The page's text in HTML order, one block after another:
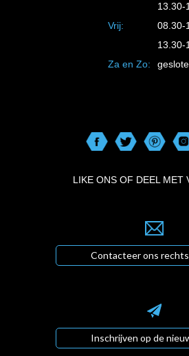
13.30-
Vrij:
08.30-
13.30-
Za en Zo:
LIKE ONS OF DEEL MET
Contacteer ons
Inschrijven op de